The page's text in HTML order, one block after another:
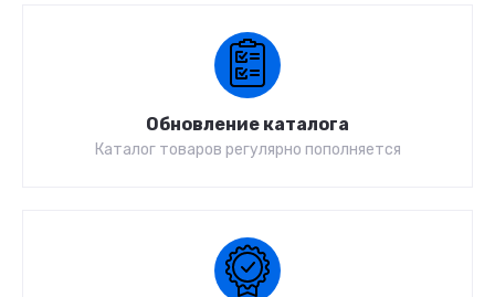
Обновление каталога
Каталог товаров регулярно пополняется